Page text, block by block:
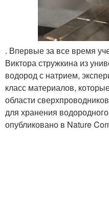
. Впервые за все время
Виктора стружкина из
водород с натрием,
класс материалов,
области
для хранения
опубликовано в Nature